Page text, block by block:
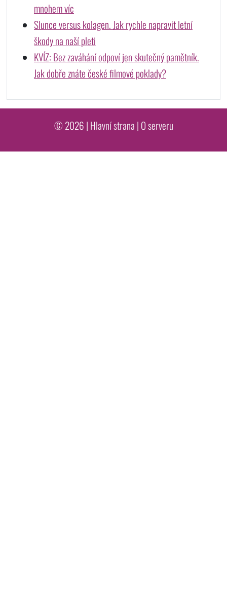
mnohem víc
Slunce versus kolagen. Jak rychle napravit letní
škody na naší pleti
KVÍZ: Bez zaváhání odpoví jen skutečný pamětník.
Jak dobře znáte české filmové poklady?
© 2026 | Hlavní strana | O serveru